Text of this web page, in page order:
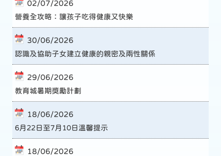
02/07/2026
營養全攻略：讓孩子吃得健康又快樂
30/06/2026
認識及協助子女建立健康的親密及兩性關係
29/06/2026
教育城暑期獎勵計劃
18/06/2026
6月22日至7月10日溫馨提示
18/06/2026